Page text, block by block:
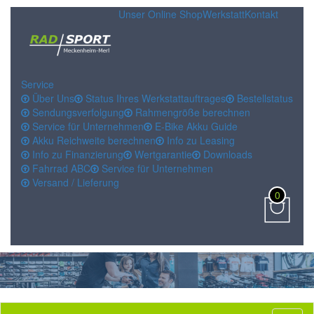
Unser Online ShopWerkstattKontakt
Service
Über Uns
Status Ihres Werkstattauftrages
Bestellstatus
Sendungsverfolgung
Rahmengröße berechnen
Service für Unternehmen
E-Bike Akku Guide
Akku Reichweite berechnen
Info zu Leasing
Info zu Finanzierung
Wertgarantie
Downloads
Fahrrad ABC
Service für Unternehmen
Versand / Lieferung
0